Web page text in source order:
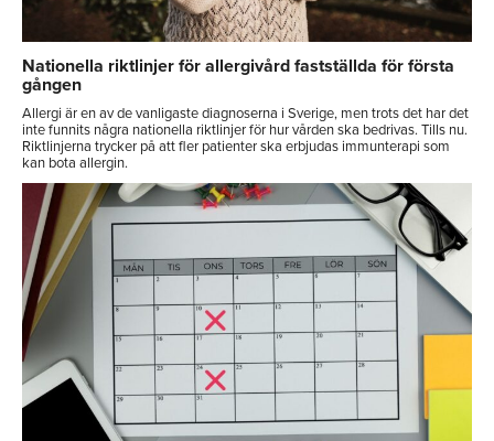
Nationella riktlinjer för allergivård fastställda för första
gången
Allergi är en av de vanligaste diagnoserna i Sverige, men trots det har det
inte funnits några nationella riktlinjer för hur vården ska bedrivas. Tills nu.
Riktlinjerna trycker på att fler patienter ska erbjudas immunterapi som
kan bota allergin.